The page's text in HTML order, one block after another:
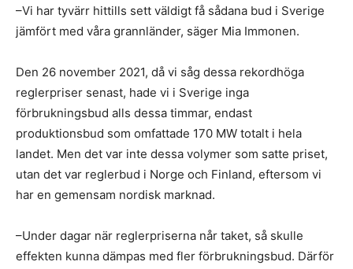
–Vi har tyvärr hittills sett väldigt få sådana bud i Sverige
jämfört med våra grannländer, säger Mia Immonen.
Den 26 november 2021, då vi såg dessa rekordhöga
reglerpriser senast, hade vi i Sverige inga
förbrukningsbud alls dessa timmar, endast
produktionsbud som omfattade 170 MW totalt i hela
landet. Men det var inte dessa volymer som satte priset,
utan det var reglerbud i Norge och Finland, eftersom vi
har en gemensam nordisk marknad.
–Under dagar när reglerpriserna når taket, så skulle
effekten kunna dämpas med fler förbrukningsbud. Därför